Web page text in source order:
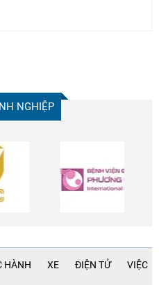
NGHIỆP
HÀNH XE ĐIỆN TỬ VIỆC